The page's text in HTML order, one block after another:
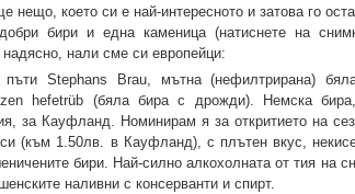
нещо, което си е най-интересното и затова го
бири и една каменица (натиснете на
нали сме си европейци:
Stephans Brau, мътна (нефилтрирана)
hefetrüb (бяла бира с дрожди). Немска
за Кауфланд. Номинирам я за откритието на
си (към 1.50лв. в Кауфланд), с плътен вкус,
бири. Най-силно алкохолната от тия на
наливни с консерванти и спирт.